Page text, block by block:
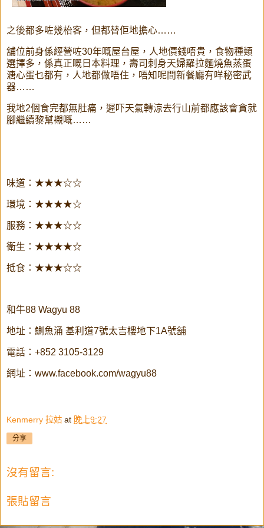
之後都多咗幾枱客，但都替佢地擔心……
舖位前身係經營咗30年嘅屋台屋，人地價錢唔貴，食物種類
選擇多，係真正嘅日本料理，壽司刺身天婦羅拉麵燒魚蒸蛋
溏心蛋乜都有，人地都做唔住，唔知呢間新餐廳有咩秘密武
器……
我地2個食完都無肚痛，遲吓天氣轉涼去行山前都應該會貪就
腳繼續黎幫襯嘅……
味道：★★★☆☆
環境：★★★★☆
服務：★★★☆☆
衛生：★★★★☆
抵食：★★★☆☆
和牛88 Wagyu 88
地址：鰂魚涌 基利道7號太吉樓地下1A號舖
電話：+852 3105-3129
網址：www.facebook.com/wagyu88
Kenmerry 拉姑 at 晚上9:27
分享
沒有留言:
張貼留言